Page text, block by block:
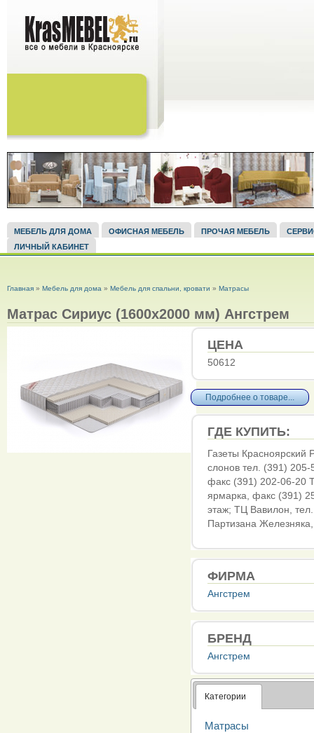
МЕБЕЛЬ ДЛЯ ДОМА ОФИСНАЯ МЕБЕЛЬ ПРОЧАЯ МЕБЕЛЬ
ЛИЧНЫЙ КАБИНЕТ
ВЫ ЗДЕСЬ
Главная » Мебель для дома » Мебель для спальни, кровати » Матрасы
Матрас Сириус (1600х2000 мм) Ангстрем
ЦЕНА
50612
Подробнее о товаре...
ГДЕ КУПИТЬ:
Газеты
слонов тел. (391)
факс (391) 202-06-20
ярмарка, факс (391)
этаж; ТЦ Вавилон,
Партизана
ФИРМА
Ангстрем
БРЕНД
Ангстрем
Категории
Матрасы